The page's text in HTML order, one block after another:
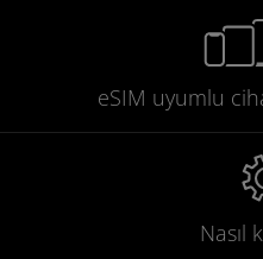
eSIM uyumlu
Nasıl